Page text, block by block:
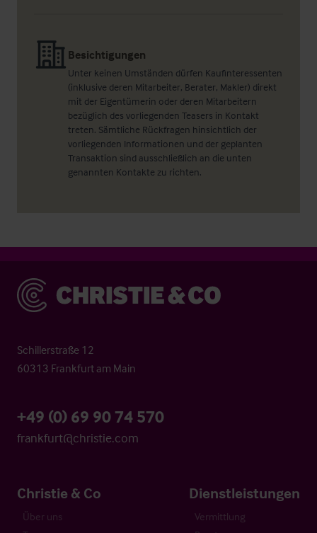
Besichtigungen
Unter keinen Umständen dürfen Kaufinteressenten
(inklusive deren Mitarbeiter, Berater, Makler) direkt
mit der Eigentümerin oder deren Mitarbeitern
bezüglich des vorliegenden Teasers in Kontakt
treten. Sämtliche Rückfragen hinsichtlich der
vorliegenden Informationen und der geplanten
Transaktion sind ausschließlich an die unten
genannten Kontakte zu richten.
Christie & Co
Schillerstraße 12
60313 Frankfurt am Main
+49 (0) 69 90 74 570
frankfurt@christie.com
Christie & Co
Über uns
Dienstleistungen
Vermittlung